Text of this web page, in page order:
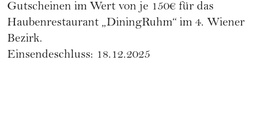
Gutscheinen im Wert von je 150€ für das
Haubenrestaurant „DiningRuhm“ im 4. Wiener
Bezirk.
Einsendeschluss: 18.12.2025